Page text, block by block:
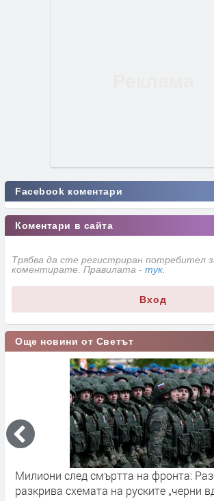
Facebook коментари
Коментари в сайта
Трябва да сте регистриран потребител
коментирате. Правилата - тук
Вход
Още новини от Светът
Милиони след смъртта на фронта:
разкрива схемата на руските „черни